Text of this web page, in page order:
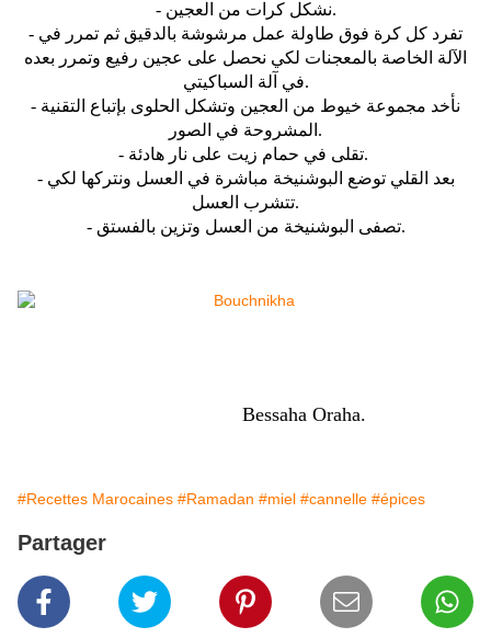
- نشكل كرات من العجين.
- تفرد كل كرة فوق طاولة عمل مرشوشة بالدقيق ثم تمرر في
اﻵلة الخاصة بالمعجنات لكي نحصل علی عجين رفيع وتمرر بعده
في آلة السباكيتي.
- نأخد مجموعة خيوط من العجين وتشكل الحلوى بإتباع التقنية
المشروحة في الصور.
- تقلی في حمام زيت علی نار هادئة.
- بعد القلي توضع البوشنيخة مباشرة في العسل ونتركها لكي
تتشرب العسل.
- تصفی البوشنيخة من العسل وتزين بالفستق.
Bessaha Oraha.
#Recettes Marocaines #Ramadan #miel #cannelle #épices
Partager